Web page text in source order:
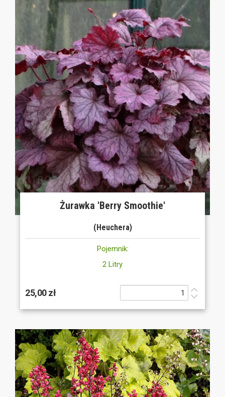
Żurawka 'Berry Smoothie'
(Heuchera)
Pojemnik:
2 Litry
25,00 zł